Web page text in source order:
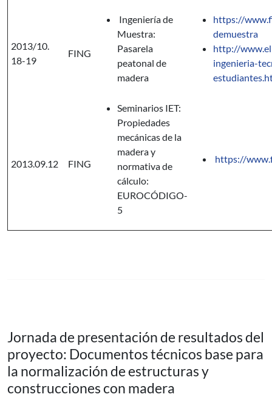
2013/10.
18-19
FING
Ingeniería de
Muestra:
Pasarela
peatonal de
madera
https://
demuestra
http://
ingenieria-
2013.09.12 FING
Seminarios IET:
Propiedades
mecánicas de la
madera y
normativa de
cálculo:
EUROCÓDIGO-
5
https://
Jornada de presentación de resultados del
proyecto: Documentos técnicos base para
la normalización de estructuras y
construcciones con madera